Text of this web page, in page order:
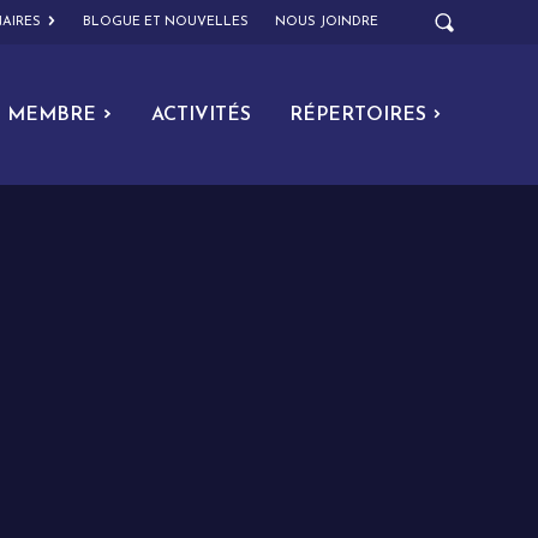
BLOGUE ET NOUVELLES NOUS JOINDRE
MEMBRE ACTIVITÉS RÉPERTOIRES